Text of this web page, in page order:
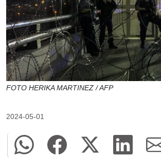
FOTO HERIKA MARTINEZ / AFP
2024-05-01